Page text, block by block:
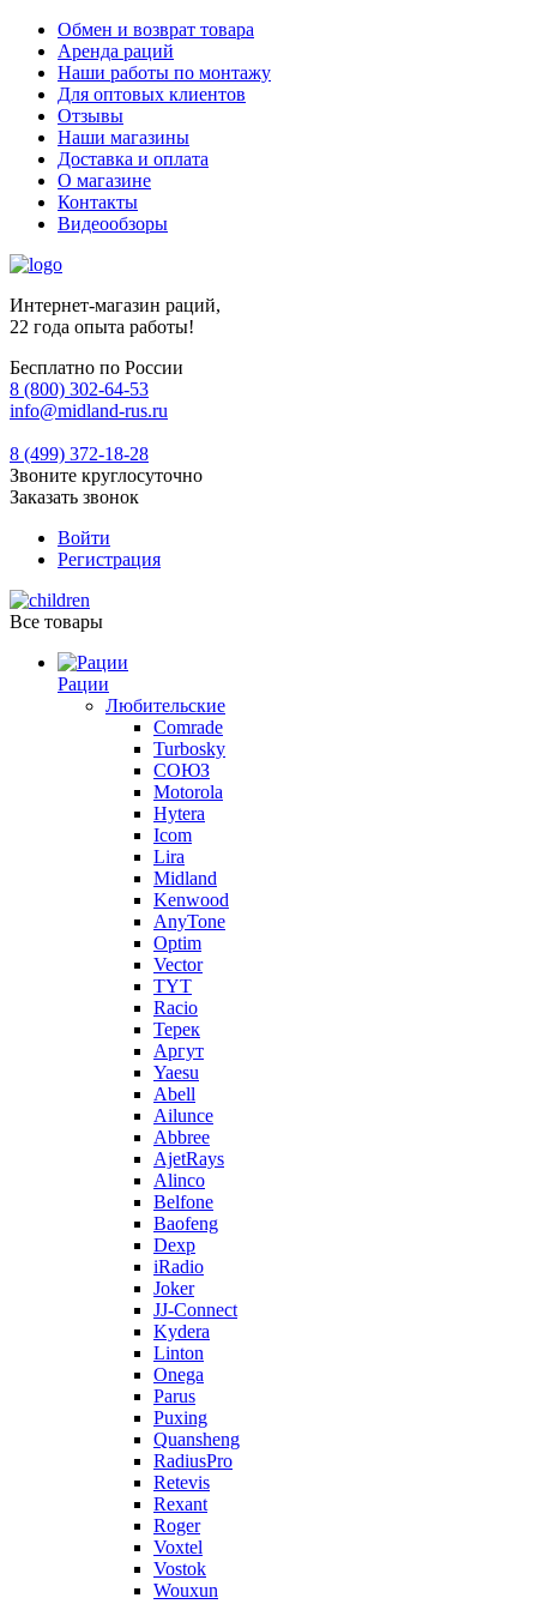
Обмен и возврат товара
Аренда раций
Наши работы по монтажу
Для оптовых клиентов
Отзывы
Наши магазины
Доставка и оплата
О магазине
Контакты
Видеообзоры
Интернет-магазин раций,
22 года опыта работы!
Бесплатно по России
8 (800) 302-64-53
info@midland-rus.ru
8 (499) 372-18-28
Звоните круглосуточно
Заказать звонок
Войти
Регистрация
Все товары
Рации
Любительские
Comrade
Turbosky
СОЮЗ
Motorola
Hytera
Icom
Lira
Midland
Kenwood
AnyTone
Optim
Vector
TYT
Racio
Терек
Аргут
Yaesu
Abell
Ailunce
Abbree
AjetRays
Alinco
Belfone
Baofeng
Dexp
iRadio
Joker
JJ-Connect
Kydera
Linton
Onega
Parus
Puxing
Quansheng
RadiusPro
Retevis
Rexant
Roger
Voxtel
Vostok
Wouxun